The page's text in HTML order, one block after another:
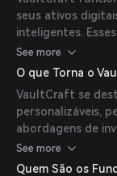
seus ativos
inteligentes.
automatizadas
farming,
usuários podem
base em sua
See more
O que Torna o
VaultCraft se
personalizáveis,
abordagens de
transparência e
inteligentes
See more
Quem São os